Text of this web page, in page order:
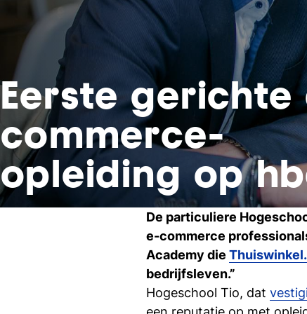
Eerste gerichte
commerce-
opleiding op
De particuliere
e-commerce
Academy die
bedrijfsleven.”
Hogeschool Tio, dat